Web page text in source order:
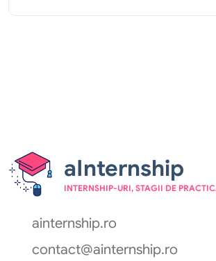
aInternship
INTERNSHIP-URI, STAGII DE
ainternship.ro
contact@ainternship.ro